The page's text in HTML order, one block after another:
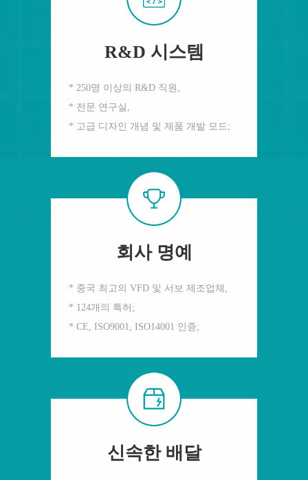
R&D 시스템
* 250명 이상의 R&D 직원,
* 전문 연구실,
* 고급 디자인 개념 및 제품 개발 모드;
회사 명예
* 중국 최고의 VFD 및 서보 제조업체,
* 124개의 특허;
* CE, ISO9001, ISO14001 인증;
신속한 배달